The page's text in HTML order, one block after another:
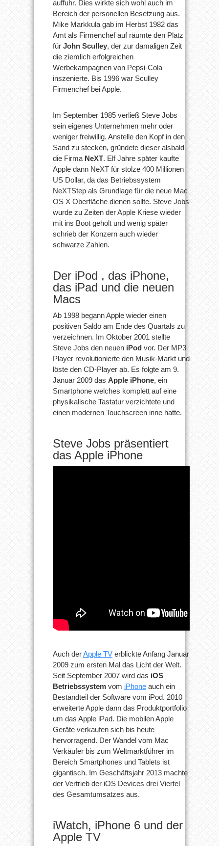
auffuhr. Dies wirkte sich wohl auch im
Bereich der personellen Besetzung aus.
Mike Markkula gab im Herbst 1982 das
Amt als Firmenchef auf räumte den Platz
für John Sculley, der zur damaligen Zeit
die ziemlich erfolgreichen
Werbekampagnen von Pepsi-Cola
inszenierte. Bis 1996 war Sculley
Firmenchef bei Apple.
Im September 1985 verließ Steve Jobs
sein eigenes Unternehmen mehr oder
weniger freiwillig. Anstelle den Kopf in den
Sand zu stecken, gründete dieser alsbald
die Firma NeXT. Elf Jahre später kaufte
Apple dann NeXT für stolze 400 Millionen
US Dollar, da das Betriebssystem
NeXTStep als Grundlage für die neue Mac
OS X Oberfläche dienen sollte. Steve Jobs
wurde zu Zeiten der Apple Kriese wieder
mit ins Boot geholt und wenig später
schrieb der Konzern auch wieder
schwarze Zahlen.
Der iPod , das iPhone,
das iPad und die neuen
Macs
Ab 1998 begann Apple wieder einen
positiven Saldo am Ende des Quartals zu
verzeichnen. Im Oktober 2001 stellte
Steve Jobs den neuen iPod vor. Der MP3
Player revolutionierte den Musik-Markt und
löste den CD-Player ab. Es folgte am 9.
Januar 2009 das Apple iPhone, ein
Smartphone welches komplett auf eine
physikalische Tastatur verzichtete und
einen modernen Touchscreen inne hatte.
Steve Jobs präsentiert
das Apple iPhone
Auch derApple TV erblickte Anfang Januar
2009 zum ersten Mal das Licht der Welt.
Seit September 2007 wird das iOS
Betriebssystem vom iPhone auch ein
Bestandteil der Software vom iPod. 2010
erweiterte Apple dann das Produktportfolio
um das Apple iPad. Die mobilen Apple
Geräte verkaufen sich bis heute
hervorragend. Der Wandel vom Mac
Verkäufer bis zum Weltmarktführer im
Bereich Smartphones und Tablets ist
gigantisch. Im Geschäftsjahr 2013 machte
der Vertrieb der iOS Devices drei Viertel
des Gesamtumsatzes aus.
iWatch, iPhone 6 und der
Apple TV